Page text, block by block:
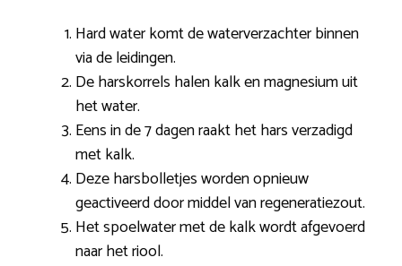
Hard water komt de waterverzachter binnen
via de leidingen.
De harskorrels halen kalk en magnesium uit
het water.
Eens in de 7 dagen raakt het hars verzadigd
met kalk.
Deze harsbolletjes worden opnieuw
geactiveerd door middel van regeneratiezout.
Het spoelwater met de kalk wordt afgevoerd
naar het riool.